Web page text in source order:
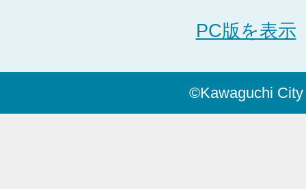
PC版を表示
©Kawaguchi City